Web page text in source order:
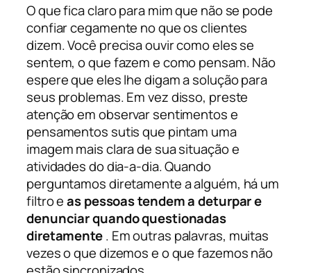
O que fica claro para mim que não se pode
confiar cegamente no que os clientes
dizem. Você precisa ouvir como eles se
sentem, o que fazem e como pensam. Não
espere que eles lhe digam a solução para
seus problemas. Em vez disso, preste
atenção em observar sentimentos e
pensamentos sutis que pintam uma
imagem mais clara de sua situação e
atividades do dia-a-dia. Quando
perguntamos diretamente a alguém, há um
filtro eas pessoas tendem a deturpar e
denunciar quando questionadas
diretamente. Em outras palavras, muitas
vezes o que dizemos e o que fazemos não